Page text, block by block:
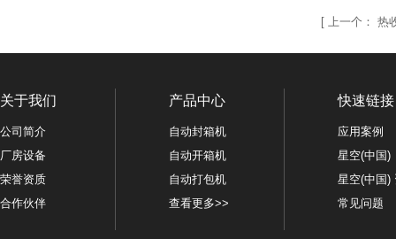
[ 上一个： 热
关于我们
公司简介
厂房设备
荣誉资质
合作伙伴
产品中心
自动封箱机
自动开箱机
自动打包机
查看更多>>
快速链接
应用案例
星空(中国)
星空(中国)
常见问题